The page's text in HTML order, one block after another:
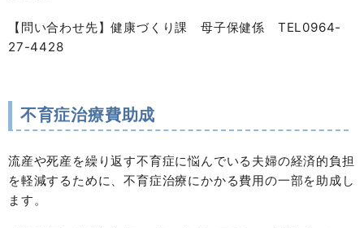
【問い合わせ先】健康づくり課 母子保健係 TEL0964-
27-4428
不育症治療費助成
流産や死産を繰り返す不育症に悩んでいる夫婦の経済的負担
を軽減するために、不育症治療にかかる費用の一部を助成し
ます。